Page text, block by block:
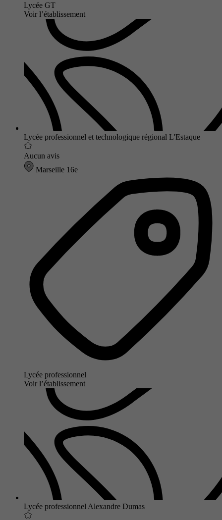
Lycée GT
Voir l’établissement
Lycée professionnel et technologique régional L'Estaque
Aucun avis
Marseille 16e
Lycée professionnel
Voir l’établissement
Lycée professionnel Alexandre Dumas